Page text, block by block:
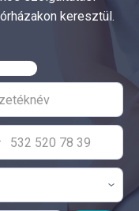
keresztül.